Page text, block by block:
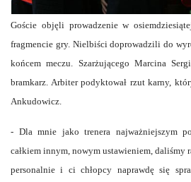
Goście objęli prowadzenie w
fragmencie gry. Nielbiści doprowadzili do
końcem meczu. Szarżującego Marcina
bramkarz. Arbiter podyktował rzut karny,
Ankudowicz.
- Dla mnie jako trenera najważniejszym
całkiem innym, nowym ustawieniem, daliśmy
personalnie i ci chłopcy naprawdę się